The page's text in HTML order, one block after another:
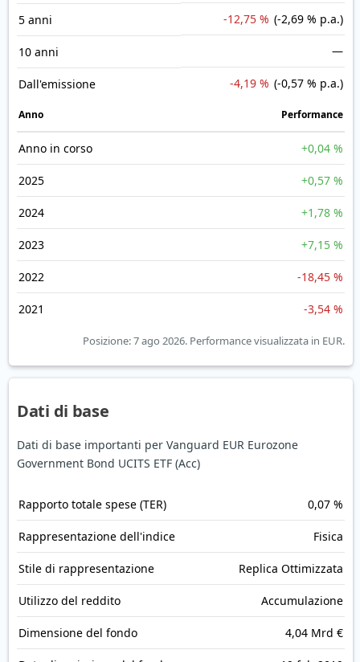
5 anni -12,75 % (-2,69 % p.a.)
10 anni —
Dall'emissione -4,19 % (-0,57 % p.a.)
Anno Performance
Anno in corso +0,04 %
2025 +0,57 %
2024 +1,78 %
2023 +7,15 %
2022 -18,45 %
2021 -3,54 %
Posizione: 7 ago 2026. Performance visualizzata in EUR.
Dati di base
Dati di base importanti per Vanguard EUR Eurozone
Government Bond UCITS ETF (Acc)
Rapporto totale spese (TER) 0,07 %
Rappresentazione dell'indice Fisica
Stile di rappresentazione Replica Ottimizzata
Utilizzo del reddito Accumulazione
Dimensione del fondo 4,04 Mrd €